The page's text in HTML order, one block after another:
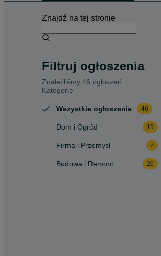
Znajdź na tej stronie
Filtruj ogłoszenia
Znaleźliśmy 46 ogłoszeń
Kategorie
Wszystkie ogłoszenia 46
Dom i Ogród 19
Firma i Przemysł 7
Budowa i Remont 20